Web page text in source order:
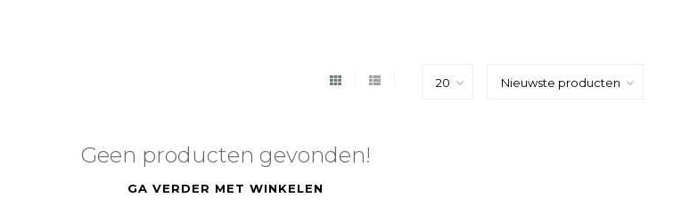
Geen producten gevonden!
GA VERDER MET WINKELEN